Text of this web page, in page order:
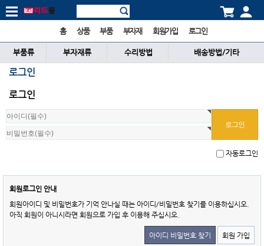
홈 상품 부품 부자재 회원가입 로그인
부품류 부자재류 수리방법 배송방법/기타
로그인
로그인
자동로그인
회원로그인 안내
회원아이디 및 비밀번호가 기억 안나실 때는 아이디/비밀번호 찾기를 이용하십시오.
아직 회원이 아니시라면 회원으로 가입 후 이용해 주십시오.
아이디 비밀번호 찾기 회원 가입